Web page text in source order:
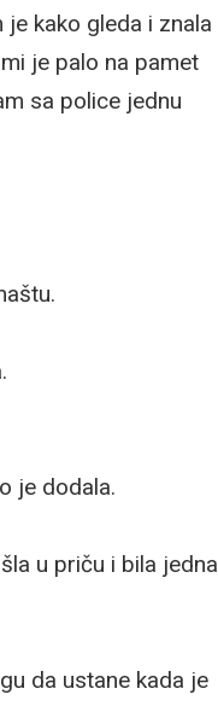
kako gleda i znala
je palo na pamet
sa police jednu
je dodala.
u priču i bila jedna
da ustane kada je